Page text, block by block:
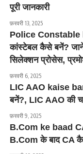
पूरी जानकारी
फ़रवरी 13, 2025
Police Constable
कांस्टेबल कैसे बनें? जानें
सिलेक्शन प्रोसेस,
फ़रवरी 6, 2025
LIC AAO kaise
बनें?, LIC AAO की
फ़रवरी 9, 2025
B.Com ke baad
B.Com के बाद CA